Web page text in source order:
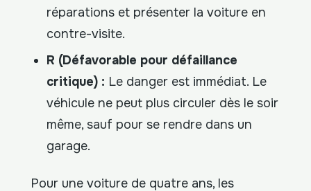
réparations et présenter la voiture en
contre-visite.
R (Défavorable pour défaillance
critique) : Le danger est immédiat. Le
véhicule ne peut plus circuler dès le soir
même, sauf pour se rendre dans un
garage.
Pour une voiture de quatre ans, les